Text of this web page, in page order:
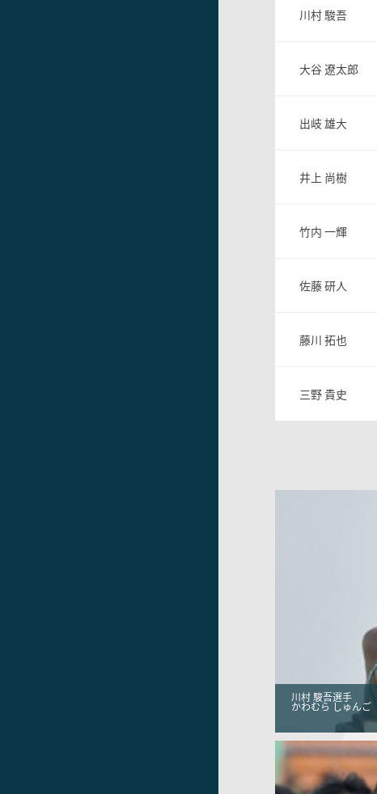
川村 駿吾
大谷 遼太郎
出岐 雄大
井上 尚樹
竹内 一輝
佐藤 研人
藤川 拓也
三野 貴史
川村 駿吾選手
かわむら しゅんご